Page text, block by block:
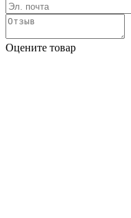
Оцените товар